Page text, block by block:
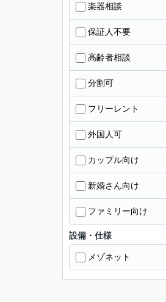
楽器相談
保証人不要
高齢者相談
分割可
フリーレント
外国人可
カップル向け
新婚さん向け
ファミリー向け
設備・仕様
メゾネット